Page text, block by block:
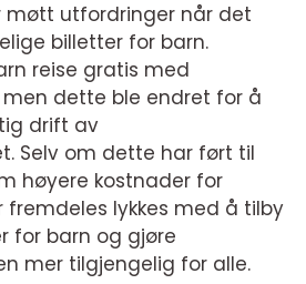
møtt utfordringer når det
billetter for barn.
reise gratis med
men dette ble endret for å
drift av
Selv om dette har ført til
høyere kostnader for
fremdeles lykkes med å tilby
for barn og gjøre
mer tilgjengelig for alle.